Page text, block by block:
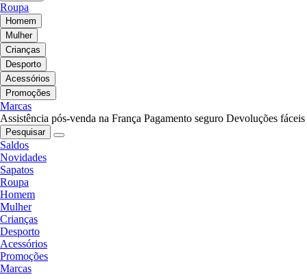
Roupa
Homem
Mulher
Crianças
Desporto
Acessórios
Promoções
Marcas
Assistência pós-venda na França Pagamento seguro Devoluções fáceis
Pesquisar
Saldos
Novidades
Sapatos
Roupa
Homem
Mulher
Crianças
Desporto
Acessórios
Promoções
Marcas